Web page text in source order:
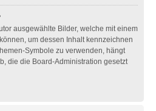
ausgewählte Bilder, welche mit einem
um dessen Inhalt kennzeichnen
Symbole zu verwenden, hängt
die die Board-Administration gesetzt